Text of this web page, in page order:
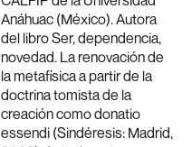
Anáhuac (México). Autora
del libro Ser, dependencia,
novedad. La renovación de
la metafísica a partir de la
doctrina tomista de la
creación como donatio
essendi (Sindéresis: Madrid,